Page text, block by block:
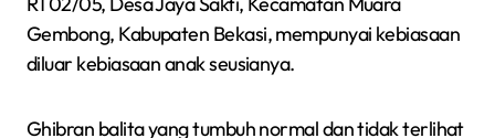
Gembong, Kabupaten Bekasi, mempunyai kebiasaan
diluar kebiasaan anak seusianya.
Ghibran balita yang tumbuh normal dan tidak terlihat